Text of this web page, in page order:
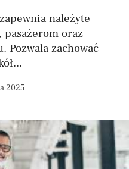
należyte
oraz
zachować
2025